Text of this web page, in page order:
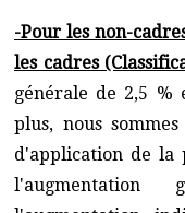
-Pour les non-
les cadres
générale de 2,5
plus, nous
d'application de la